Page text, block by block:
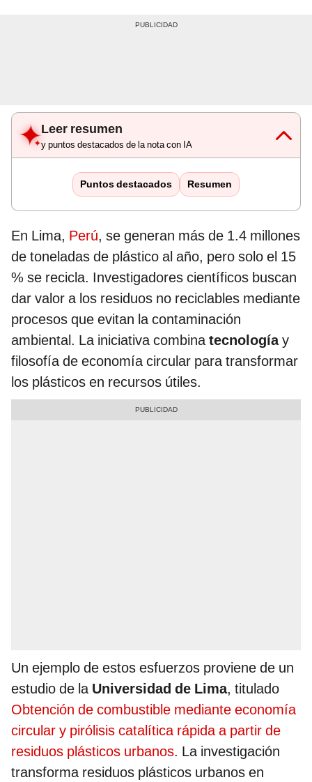
Leer resumen
y puntos destacados de la nota con IA
Puntos destacados Resumen
En Lima, Perú, se generan más de 1.4 millones
de toneladas de plástico al año, pero solo el 15
% se recicla. Investigadores científicos buscan
dar valor a los residuos no reciclables mediante
procesos que evitan la contaminación
ambiental. La iniciativa combinatecnologíay
filosofía de economía circular para transformar
los plásticos en recursos útiles.
Un ejemplo de estos esfuerzos proviene de un
estudio de laUniversidad de Lima, titulado
Obtención de combustible mediante economía
circular y pirólisis catalítica rápida a partir de
residuos plásticos urbanos. La investigación
transforma residuos plásticos urbanos en